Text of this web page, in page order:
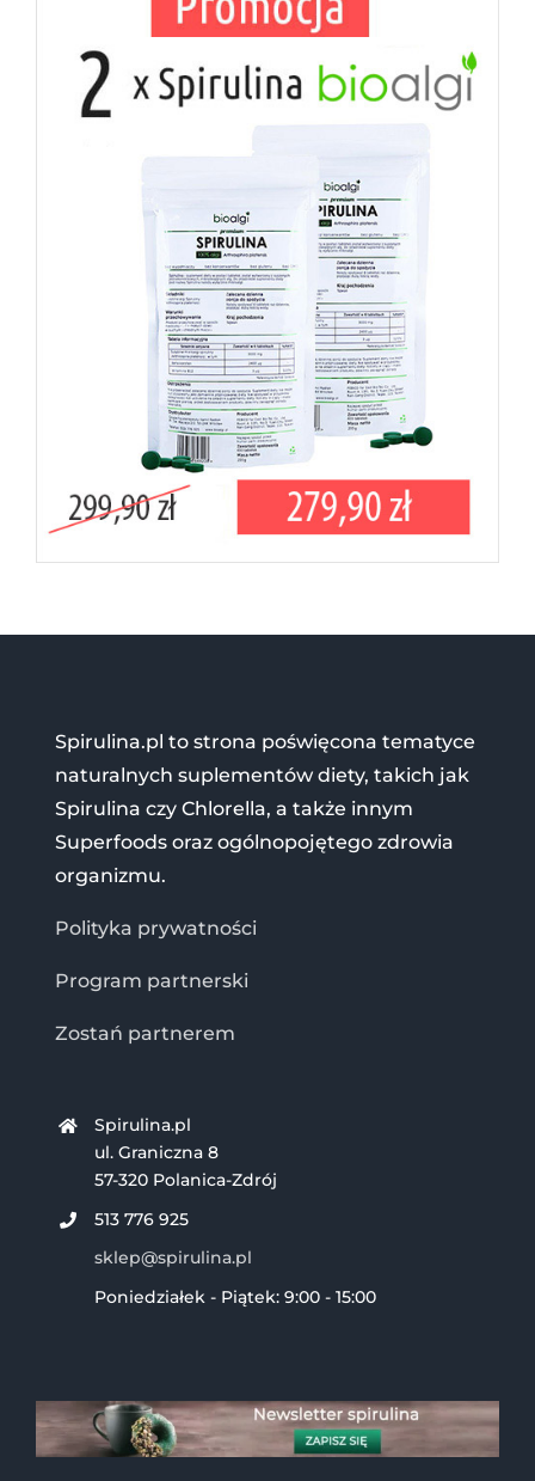
Spirulina.pl to strona poświęcona tematyce
naturalnych suplementów diety, takich jak
Spirulina czy Chlorella, a także innym
Superfoods oraz ogólnopojętego zdrowia
organizmu.
Polityka prywatności
Program partnerski
Zostań partnerem
Spirulina.pl
ul. Graniczna 8
57-320 Polanica-Zdrój
513 776 925
sklep@spirulina.pl
Poniedziałek - Piątek: 9:00 - 15:00